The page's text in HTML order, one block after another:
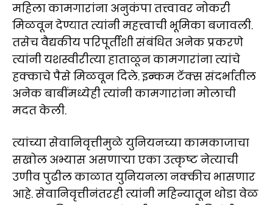
महिला कामगारांना अनुकंपा तत्त्वावर नोकरी
मिळवून देण्यात त्यांनी महत्त्वाची भूमिका बजावली.
तसेच वैद्यकीय परिपूर्तीशी संबंधित अनेक प्रकरणे
त्यांनी यशस्वीरीत्या हाताळून कामगारांना त्यांचे
हक्काचे पैसे मिळवून दिले. इन्कम टॅक्स संदर्भातील
अनेक बाबींमध्येही त्यांनी कामगारांना मोलाची
मदत केली.
त्यांच्या सेवानिवृत्तीमुळे युनियनच्या कामकाजाचा
सखोल अभ्यास असणाऱ्या एका उत्कृष्ट नेत्याची
उणीव पुढील काळात युनियनला नक्कीच भासणार
आहे. सेवानिवृत्तीनंतरही त्यांनी महिन्यातून थोडा वेळ